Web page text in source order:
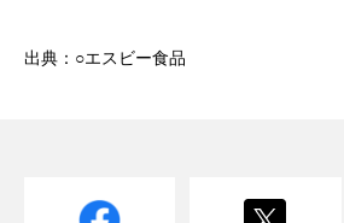
出典：○エスビー食品